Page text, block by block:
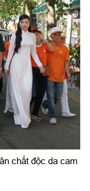
chất độc da cam